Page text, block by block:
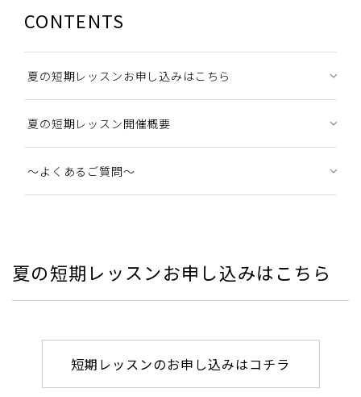
CONTENTS
夏の短期レッスンお申し込みはこちら
夏の短期レッスン開催概要
～よくあるご質問～
夏の短期レッスンお申し込みはこちら
短期レッスンのお申し込みはコチラ